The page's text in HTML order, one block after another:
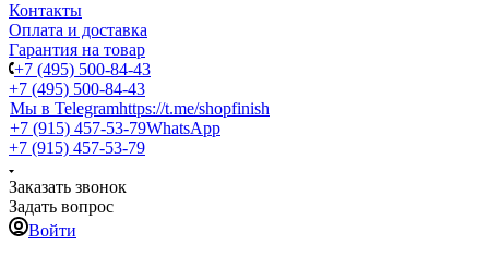
Контакты
Оплата и доставка
Гарантия на товар
+7 (495) 500-84-43
+7 (495) 500-84-43
Мы в Telegramhttps://t.me/shopfinish
+7 (915) 457-53-79WhatsApp
+7 (915) 457-53-79
Заказать звонок
Задать вопрос
Войти